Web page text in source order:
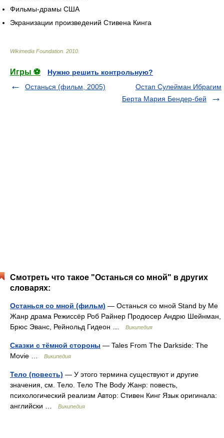
Фильмы-драмы США
Экранизации произведений Стивена Кинга
Wikimedia Foundation 2010
Игры ⚽
Нужно решить контрольную?
Останься (фильм, 2005)
Остап Сулейман Ибрагим
Берта Мария Бендер-бей
Смотреть что такое "Останься со мной" в других
словарях:
Останься со мной (фильм) — Останься со мной Stand by Me
Жанр драма Режиссёр Роб Райнер Продюсер Андрю Шейнман,
Брюс Эванс, Рейнольд Гидеон …
Википедия
Сказки с тёмной стороны — Tales From The Darkside: The
Movie …
Википедия
Тело (повесть) — У этого термина существуют и другие
значения, см. Тело. Тело The Body Жанр: повесть,
психологический реализм Автор: Стивен Кинг Язык оригинала:
английски …
Википедия